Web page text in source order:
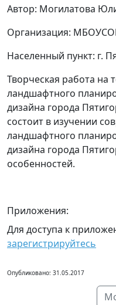
Автор: Могилатова
Организация:
Населенный пункт: г.
Творческая работа на
ландшафтного
дизайна города
состоит в изучении
ландшафтного
дизайна города
особенностей.
Приложения:
Для доступа к
зарегистрируйтесь
Опубликовано: 31.05.2017